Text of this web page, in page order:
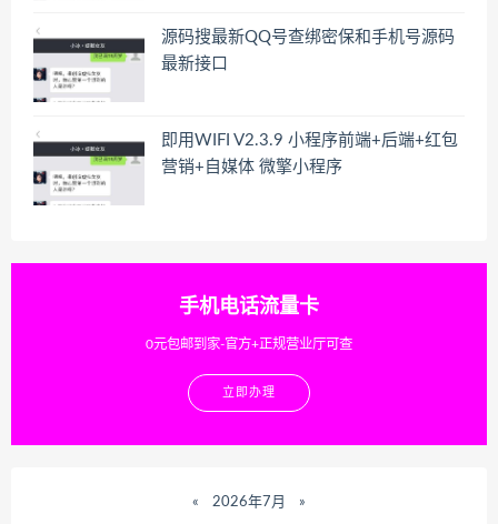
源码搜最新QQ号查绑密保和手机号源码
最新接口
即用WIFI V2.3.9 小程序前端+后端+红包
营销+自媒体 微擎小程序
手机电话流量卡
0元包邮到家-官方+正规营业厅可查
立即办理
« 2026年7月 »